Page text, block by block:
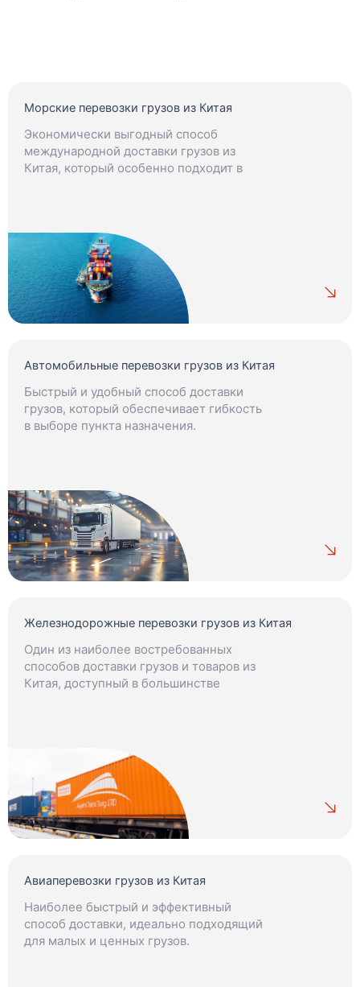
Морские перевозки грузов из Китая
Экономически выгодный способ
международной доставки грузов из
Китая, который особенно подходит в
Автомобильные перевозки грузов из Китая
Быстрый и удобный способ доставки
грузов, который обеспечивает гибкость
в выборе пункта назначения.
Железнодорожные перевозки грузов из Китая
Один из наиболее востребованных
способов доставки грузов и товаров из
Китая, доступный в большинстве
Авиаперевозки грузов из Китая
Наиболее быстрый и эффективный
способ доставки, идеально подходящий
для малых и ценных грузов.